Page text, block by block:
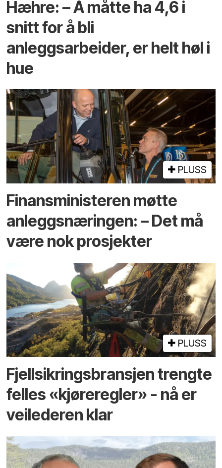
Hæhre: – Å måtte ha 4,6 i
snitt for å bli
anleggsarbeider, er helt høl i
hue
PLUSS
Finansministeren møtte
anleggsnæringen: – Det må
være nok prosjekter
PLUSS
Fjellsikringsbransjen trengte
felles «kjøreregler» - nå er
veilederen klar